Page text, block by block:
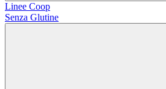
Linee Coop
Senza Glutine